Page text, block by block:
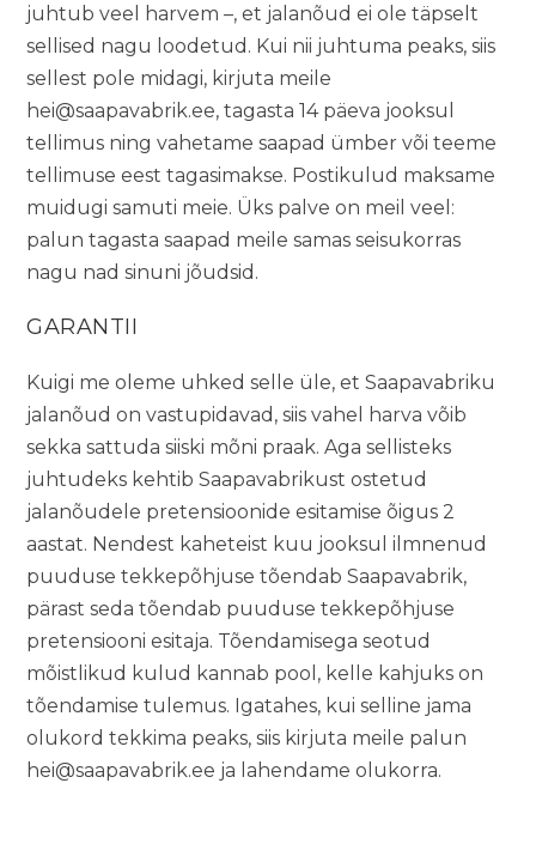
juhtub veel harvem –, et jalanõud ei ole täpselt
sellised nagu loodetud. Kui nii juhtuma peaks, siis
sellest pole midagi, kirjuta meile
hei@saapavabrik.ee, tagasta 14 päeva jooksul
tellimus ning vahetame saapad ümber või teeme
tellimuse eest tagasimakse. Postikulud maksame
muidugi samuti meie. Üks palve on meil veel:
palun tagasta saapad meile samas seisukorras
nagu nad sinuni jõudsid.
GARANTII
Kuigi me oleme uhked selle üle, et Saapavabriku
jalanõud on vastupidavad, siis vahel harva võib
sekka sattuda siiski mõni praak. Aga sellisteks
juhtudeks kehtib Saapavabrikust ostetud
jalanõudele pretensioonide esitamise õigus 2
aastat. Nendest kaheteist kuu jooksul ilmnenud
puuduse tekkepõhjuse tõendab Saapavabrik,
pärast seda tõendab puuduse tekkepõhjuse
pretensiooni esitaja. Tõendamisega seotud
mõistlikud kulud kannab pool, kelle kahjuks on
tõendamise tulemus. Igatahes, kui selline jama
olukord tekkima peaks, siis kirjuta meile palun
hei@saapavabrik.ee ja lahendame olukorra.